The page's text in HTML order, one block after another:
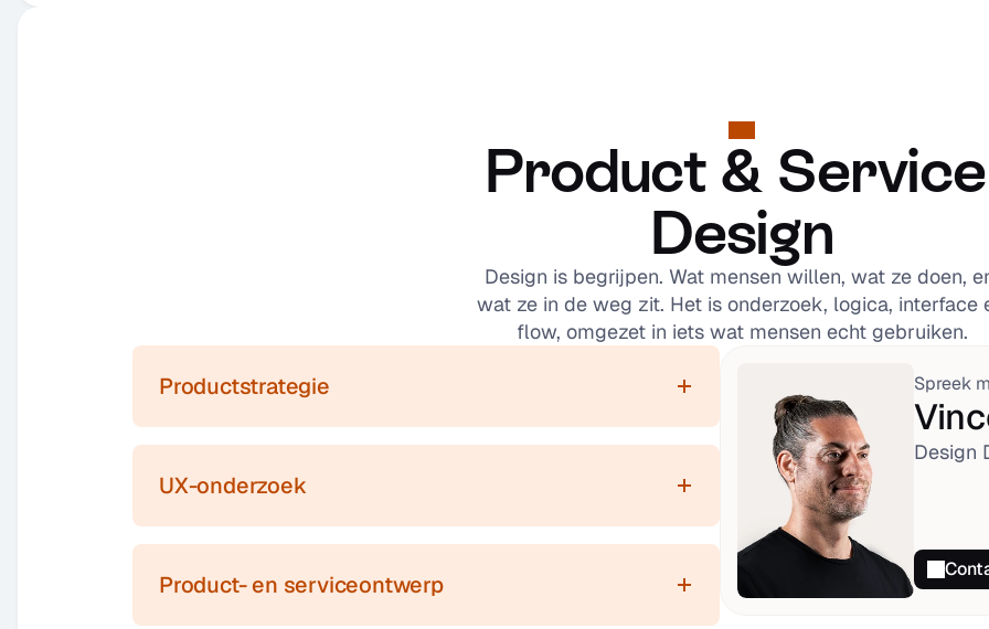
Product & Service
Design
Design is begrijpen. Wat mensen willen, wat ze doen,
wat ze in de weg zit. Het is onderzoek, logica, interface
flow, omgezet in iets wat mensen echt gebruiken.
Productstrategie
UX-onderzoek
Product- en serviceontwerp
Spreek
Design